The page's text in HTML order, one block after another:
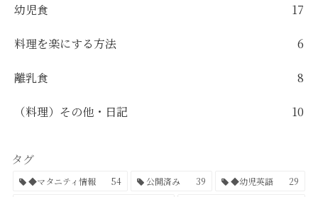
幼児食 17
料理を楽にする方法 6
離乳食 8
（料理）その他・日記 10
タグ
◆マタニティ情報 54 公開済み 39 ◆幼児英語
29